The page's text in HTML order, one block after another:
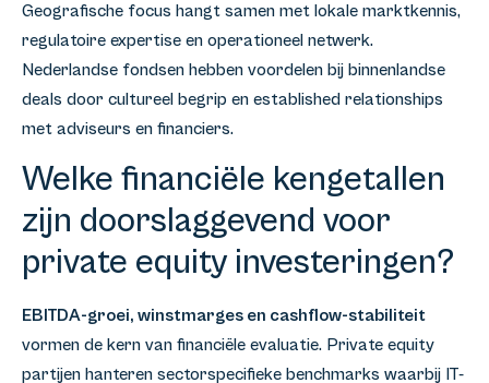
Geografische focus hangt samen met lokale marktkennis,
regulatoire expertise en operationeel netwerk.
Nederlandse fondsen hebben voordelen bij binnenlandse
deals door cultureel begrip en established relationships
met adviseurs en financiers.
Welke financiële kengetallen
zijn doorslaggevend voor
private equity investeringen?
EBITDA-groei, winstmarges en cashflow-stabiliteit
vormen de kern van financiële evaluatie. Private equity
partijen hanteren sectorspecifieke benchmarks waarbij IT-